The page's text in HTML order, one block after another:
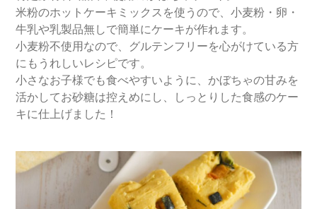
米粉のホットケーキミックスを使うので、小麦粉・卵・
牛乳や乳製品無しで簡単にケーキが作れます。
小麦粉不使用なので、グルテンフリーを心がけている方
にもうれしいレシピです。
小さなお子様でも食べやすいように、かぼちゃの甘みを
活かしてお砂糖は控えめにし、しっとりした食感のケー
キに仕上げました！